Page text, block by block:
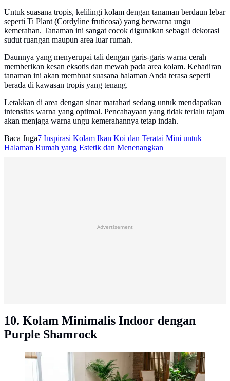
Untuk suasana tropis, kelilingi kolam dengan tanaman berdaun lebar
seperti Ti Plant (Cordyline fruticosa) yang berwarna ungu
kemerahan. Tanaman ini sangat cocok digunakan sebagai dekorasi
sudut ruangan maupun area luar rumah.
Daunnya yang menyerupai tali dengan garis-garis warna cerah
memberikan kesan eksotis dan mewah pada area kolam. Kehadiran
tanaman ini akan membuat suasana halaman Anda terasa seperti
berada di kawasan tropis yang tenang.
Letakkan di area dengan sinar matahari sedang untuk mendapatkan
intensitas warna yang optimal. Pencahayaan yang tidak terlalu tajam
akan menjaga warna ungu kemerahannya tetap indah.
Baca Juga7 Inspirasi Kolam Ikan Koi dan Teratai Mini untuk
Halaman Rumah yang Estetik dan Menenangkan
Advertisement
10. Kolam Minimalis Indoor dengan
Purple Shamrock